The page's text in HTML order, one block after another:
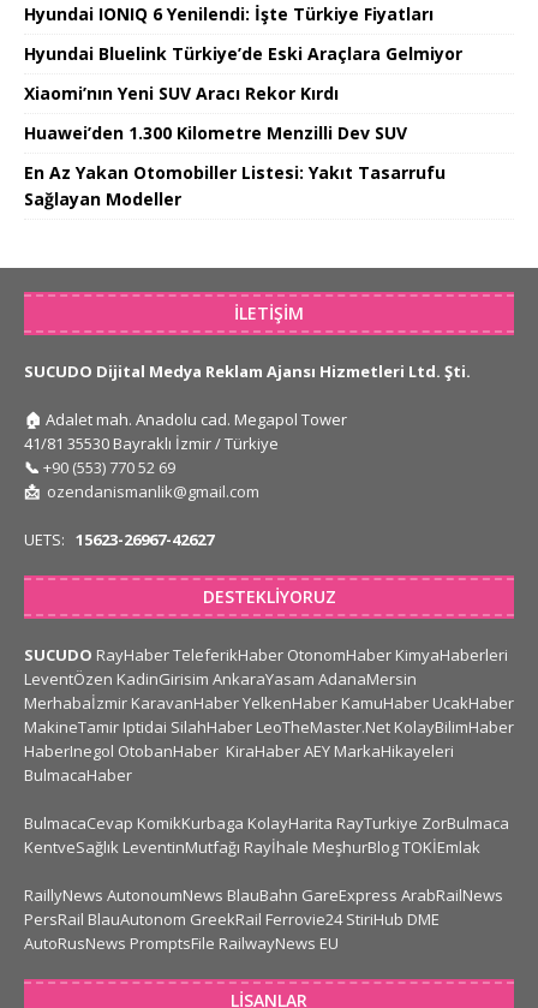
Hyundai IONIQ 6 Yenilendi: İşte Türkiye Fiyatları
Hyundai Bluelink Türkiye’de Eski Araçlara Gelmiyor
Xiaomi’nın Yeni SUV Aracı Rekor Kırdı
Huawei’den 1.300 Kilometre Menzilli Dev SUV
En Az Yakan Otomobiller Listesi: Yakıt Tasarrufu
Sağlayan Modeller
İLETIŞIM
SUCUDO Dijital Medya Reklam Ajansı Hizmetleri Ltd. Şti.
🏠 Adalet mah. Anadolu cad. Megapol Tower
41/81 35530 Bayraklı İzmir / Türkiye
📞 +90 (553) 770 52 69
📩 ozendanismanlik@gmail.com
UETS: 15623-26967-42627
DESTEKLIYORUZ
SUCUDO RayHaberTeleferikHaber OtonomHaber KimyaHaberleri
LeventÖzen KadinGirisim AnkaraYasam AdanaMersin
Merhabaİzmir KaravanHaberYelkenHaber KamuHaber UcakHaber
MakineTamir Iptidai SilahHaber LeoTheMaster.Net KolayBilimHaber
HaberInegol OtobanHaber KiraHaberAEY MarkaHikayeleri
BulmacaHaber
BulmacaCevap KomikKurbaga KolayHarita RayTurkiye ZorBulmaca
KentveSağlık LeventinMutfağı Rayİhale MeşhurBlogTOKİEmlak
RaillyNews AutonoumNews BlauBahn GareExpress ArabRailNews
PersRail BlauAutonom GreekRail Ferrovie24 StiriHub DME
AutoRusNews PromptsFile RailwayNews EU
LISANLAR